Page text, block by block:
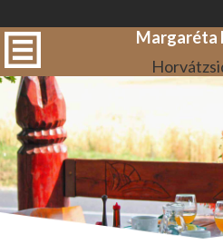
Margaréta